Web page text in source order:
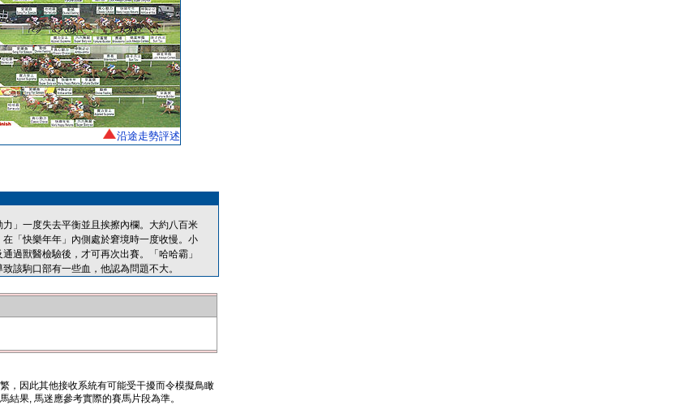
沿途走勢評述
」一度失去平衡並且挨擦內欄。大約八百米
「快樂年年」內側處於窘境時一度收慢。小
過獸醫檢驗後，才可再次出賽。「哈哈霸」
該駒口部有一些血，他認為問題不大。
，因此其他接收系統有可能受干擾而令模擬鳥瞰
果, 馬迷應參考實際的賽馬片段為準。